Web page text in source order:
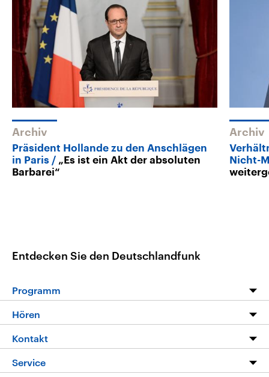
Archiv
Präsident Hollande zu den Anschlägen
in Paris
„Es ist ein Akt der absoluten
Barbarei“
Archiv
Nicht-
Entdecken Sie den Deutschlandfunk
Programm
Programm
Die Nachrichten
Nachrichtenleicht
Hören
Livestream
Podcasts
Kontakt
Hörerservice
Service